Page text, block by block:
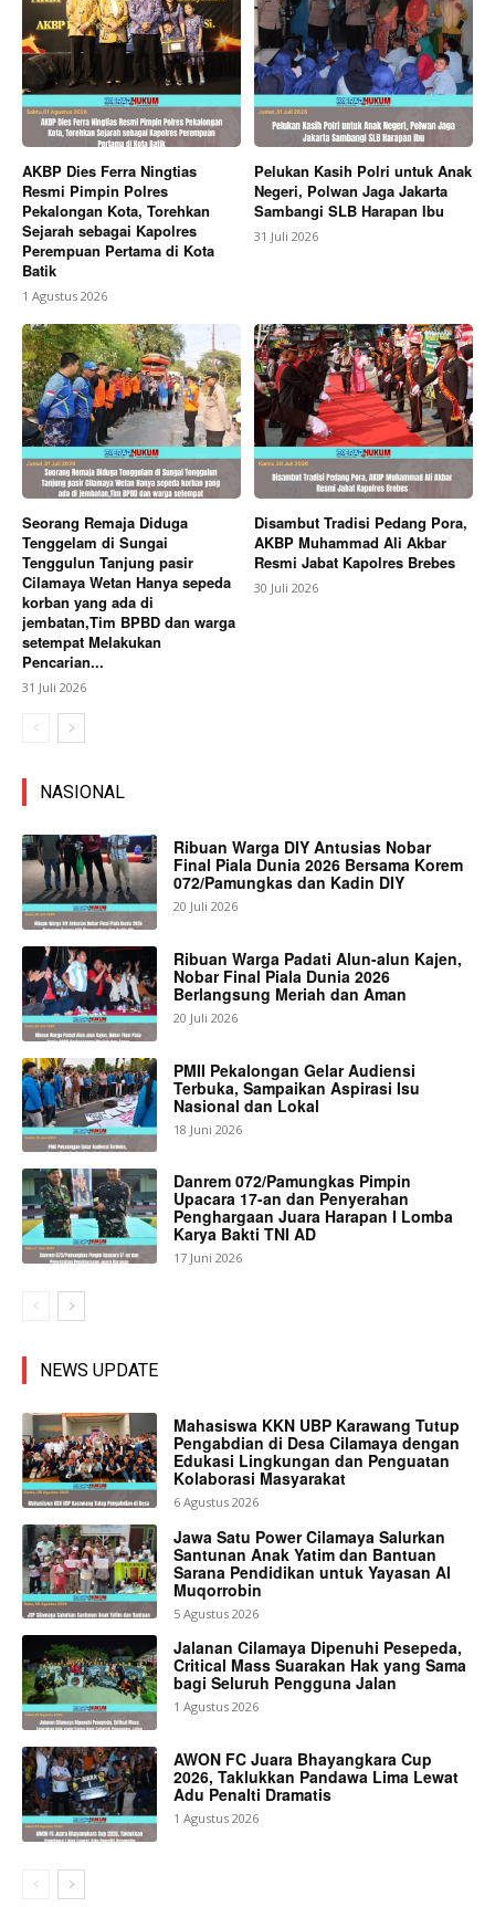
AKBP Dies Ferra Ningtias
Resmi Pimpin Polres
Pekalongan Kota, Torehkan
Sejarah sebagai Kapolres
Perempuan Pertama di Kota
Batik
1 Agustus 2026
Pelukan Kasih Polri untuk Anak
Negeri, Polwan Jaga Jakarta
Sambangi SLB Harapan Ibu
31 Juli 2026
Seorang Remaja Diduga
Tenggelam di Sungai
Tenggulun Tanjung pasir
Cilamaya Wetan Hanya sepeda
korban yang ada di
jembatan,Tim BPBD dan warga
setempat Melakukan
Pencarian...
31 Juli 2026
Disambut Tradisi Pedang Pora,
AKBP Muhammad Ali Akbar
Resmi Jabat Kapolres Brebes
30 Juli 2026
NASIONAL
Ribuan Warga DIY Antusias Nobar
Final Piala Dunia 2026 Bersama Korem
072/Pamungkas dan Kadin DIY
20 Juli 2026
Ribuan Warga Padati Alun-alun Kajen,
Nobar Final Piala Dunia 2026
Berlangsung Meriah dan Aman
20 Juli 2026
PMII Pekalongan Gelar Audiensi
Terbuka, Sampaikan Aspirasi Isu
Nasional dan Lokal
18 Juni 2026
Danrem 072/Pamungkas Pimpin
Upacara 17-an dan Penyerahan
Penghargaan Juara Harapan I Lomba
Karya Bakti TNI AD
17 Juni 2026
NEWS UPDATE
Mahasiswa KKN UBP Karawang Tutup
Pengabdian di Desa Cilamaya dengan
Edukasi Lingkungan dan Penguatan
Kolaborasi Masyarakat
6 Agustus 2026
Jawa Satu Power Cilamaya Salurkan
Santunan Anak Yatim dan Bantuan
Sarana Pendidikan untuk Yayasan Al
Muqorrobin
5 Agustus 2026
Jalanan Cilamaya Dipenuhi Pesepeda,
Critical Mass Suarakan Hak yang Sama
bagi Seluruh Pengguna Jalan
1 Agustus 2026
AWON FC Juara Bhayangkara Cup
2026, Taklukkan Pandawa Lima Lewat
Adu Penalti Dramatis
1 Agustus 2026